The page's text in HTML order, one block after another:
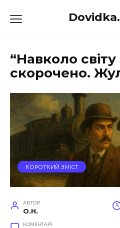
до
“Навколо світу
скорочено.
КОРОТКИЙ ЗМІСТ
АВТОР
O.H.
КОМЕНТАРІ